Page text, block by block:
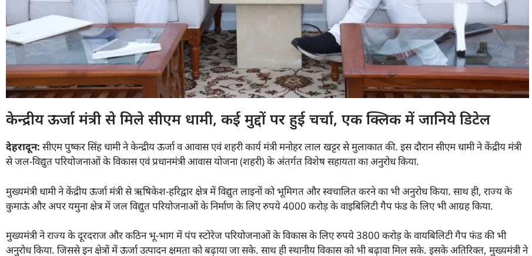
केन्द्रीय ऊर्जा मंत्री से मिले सीएम धामी, कई मुद्दों पर हुई चर्चा, एक क्लिक में जानिये डिटेल
देहरादून: सीएम पुष्कर सिंह धामी ने केन्द्रीय ऊर्जा व आवास एवं शहरी कार्य मंत्री मनोहर लाल खट्टर से मुलाकात की. इस दौरान सीएम धामी ने केंद्रीय मंत्री
से जल-विद्युत परियोजनाओं के विकास एवं प्रधानमंत्री आवास योजना (शहरी) के अंतर्गत विशेष सहायता का अनुरोध किया.
मुख्यमंत्री धामी ने केंद्रीय ऊर्जा मंत्री से ऋषिकेश-हरिद्वार क्षेत्र में विद्युत लाइनों को भूमिगत और स्वचालित करने का भी अनुरोध किया. साथ ही, राज्य के
कुमाऊं और अपर यमुना क्षेत्र में जल विद्युत परियोजनाओं के निर्माण के लिए रुपये 4000 करोड़ के वाइबिलिटी गैप फंड के लिए भी आग्रह किया.
मुख्यमंत्री ने राज्य के दूरदराज और कठिन भू-भाग में पंप स्टोरेज परियोजनाओं के विकास के लिए रुपये 3800 करोड़ के वायबिलिटी गैप फंड की भी
अनुरोध किया. जिससे इन क्षेत्रों में ऊर्जा उत्पादन क्षमता को बढ़ाया जा सके. साथ ही स्थानीय विकास को भी बढ़ावा मिल सके. इसके अतिरिक्त, मुख्यमंत्री ने